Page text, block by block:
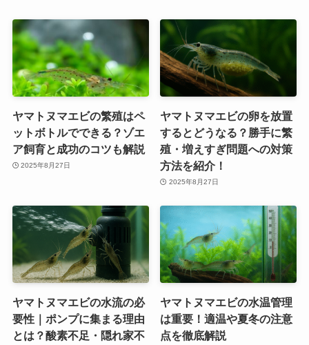
ヤマトヌマエビの繁殖はペ
ットボトルでできる？ゾエ
ア飼育と成功のコツも解説
2025年8月27日
ヤマトヌマエビの卵を放置
するとどうなる？勝手に繁
殖・増えすぎ問題への対策
方法を紹介！
2025年8月27日
ヤマトヌマエビの水流の必
要性｜ポンプに集まる理由
とは？酸素不足・隠れ家不
ヤマトヌマエビの水温管理
は重要！適温や夏冬の注意
点を徹底解説